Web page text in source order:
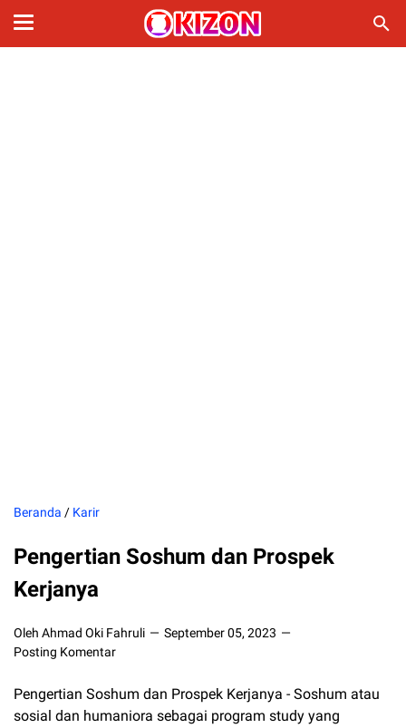
Beranda / Karir
Pengertian Soshum dan Prospek
Kerjanya
Oleh Ahmad Oki Fahruli
September 05, 2023
Posting Komentar
Pengertian Soshum dan Prospek Kerjanya - Soshum atau
sosial dan humaniora sebagai program study yang